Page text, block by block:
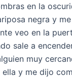
en la
negra y
veo en la
sale a
muy
y me dijo